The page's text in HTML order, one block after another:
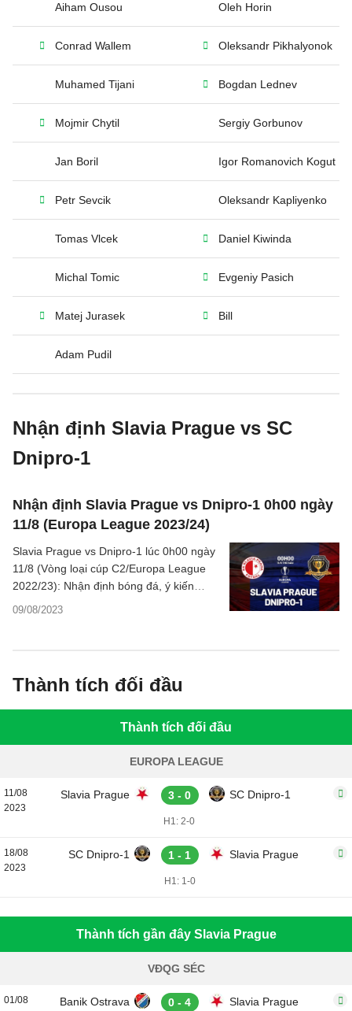
Aiham Ousou Oleh Horin
Conrad Wallem Oleksandr Pikhalyonok
Muhamed Tijani Bogdan Lednev
Mojmir Chytil Sergiy Gorbunov
Jan Boril Igor Romanovich Kogut
Petr Sevcik Oleksandr Kapliyenko
Tomas Vlcek Daniel Kiwinda
Michal Tomic Evgeniy Pasich
Matej Jurasek Bill
Adam Pudil
Nhận định Slavia Prague vs SC
Dnipro-1
Nhận định Slavia Prague vs Dnipro-1 0h00 ngày
11/8 (Europa League 2023/24)
09/08/2023
Slavia Prague vs Dnipro-1 lúc 0h00 ngày
11/8 (Vòng loại cúp C2/Europa League
2022/23): Nhận định bóng đá, ý kiến
chuyên gia, dự đoán kết quả, phân tích -
Thành tích đối đầu
Thành tích đối đầu
EUROPA LEAGUE
11/08
2023
Slavia Prague 3 - 0 SC Dnipro-1
H1: 2-0
18/08
2023
SC Dnipro-1 1 - 1 Slavia Prague
H1: 1-0
Thành tích gần đây Slavia Prague
VĐQG SÉC
01/08
Banik Ostrava 0 - 4 Slavia Prague